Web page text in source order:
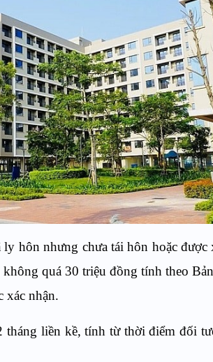
hôn nhưng chưa tái hôn hoặc được
quá 30 triệu đồng tính theo
xác nhận.
liền kề, tính từ thời điểm đối